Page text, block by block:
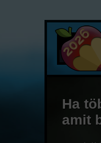
Ha
amit